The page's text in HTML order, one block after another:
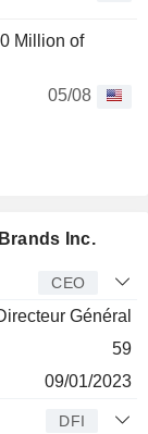
Million of
05/08
Inc.
CEO
Général
59
09/01/2023
DFI